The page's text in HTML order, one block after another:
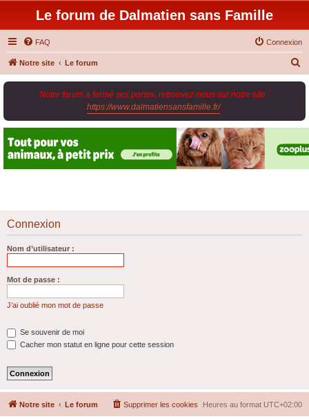
Le forum de Dalmatien sans Famille
FAQ Connexion
Notre site Le forum
e
r
Notre forum a fermé ses portes, retrouvez-nous sur notre site :
https://www.dalmatiensansfamille.fr/.
Connexion
Nom d’utilisateur :
Mot de passe :
J’ai oublié mon mot de passe
Se souvenir de moi
Cacher mon statut en ligne pour cette session
Notre site Le forum Heures au format UTC+02:00
Supprimer les cookies